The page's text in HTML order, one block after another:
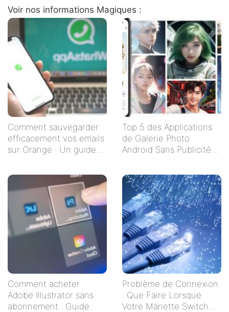
Voir nos informations Magiques :
Comment sauvegarder
efficacement vos emails
sur Orange : Un guide
Top 5 des Applications
de Galerie Photo
Android Sans Publicités
Comment acheter
Adobe Illustrator sans
abonnement : Guide
Problème de Connexion
: Que Faire Lorsque
Votre Manette Switch